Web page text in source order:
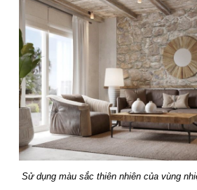
Sử dụng màu sắc thiên nhiên của vùng